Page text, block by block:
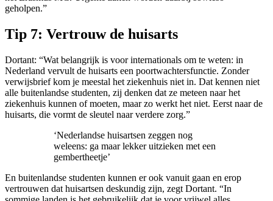
geholpen.”
Tip 7: Vertrouw de huisarts
Dortant: “Wat belangrijk is voor internationals om te weten: in
Nederland vervult de huisarts een poortwachtersfunctie. Zonder
verwijsbrief kom je meestal het ziekenhuis niet in. Dat kennen niet
alle buitenlandse studenten, zij denken dat ze meteen naar het
ziekenhuis kunnen of moeten, maar zo werkt het niet. Eerst naar de
huisarts, die vormt de sleutel naar verdere zorg.”
‘Nederlandse huisartsen zeggen nog
weleens: ga maar lekker uitzieken met een
gembertheetje’
En buitenlandse studenten kunnen er ook vanuit gaan en erop
vertrouwen dat huisartsen deskundig zijn, zegt Dortant. “In